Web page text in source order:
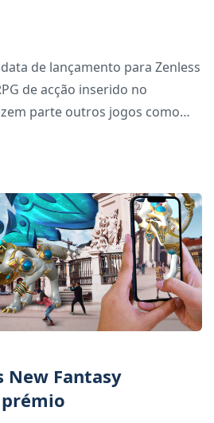
de lançamento para Zenless
de acção inserido no
parte outros jogos como
Zone Zero é 4 de Julho. O
New Fantasy